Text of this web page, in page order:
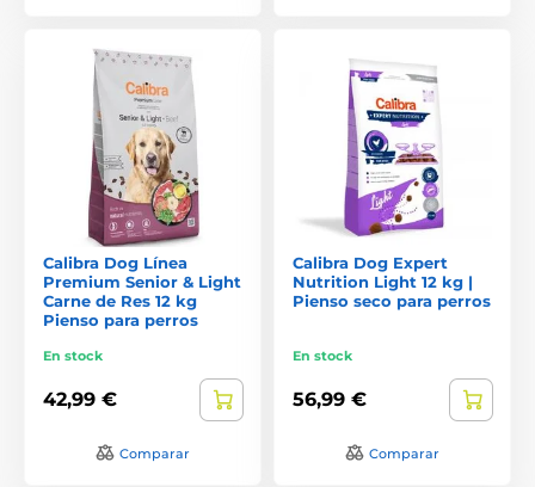
Calibra Dog Línea
Premium Senior & Light
Carne de Res 12 kg
Pienso para perros
En stock
42,99 €
Comparar
Calibra Dog Expert
Nutrition Light 12 kg |
Pienso seco para perros
En stock
56,99 €
Comparar